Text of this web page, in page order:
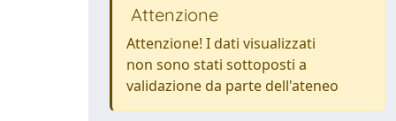
Attenzione
Attenzione! I dati visualizzati
non sono stati sottoposti a
validazione da parte dell'ateneo